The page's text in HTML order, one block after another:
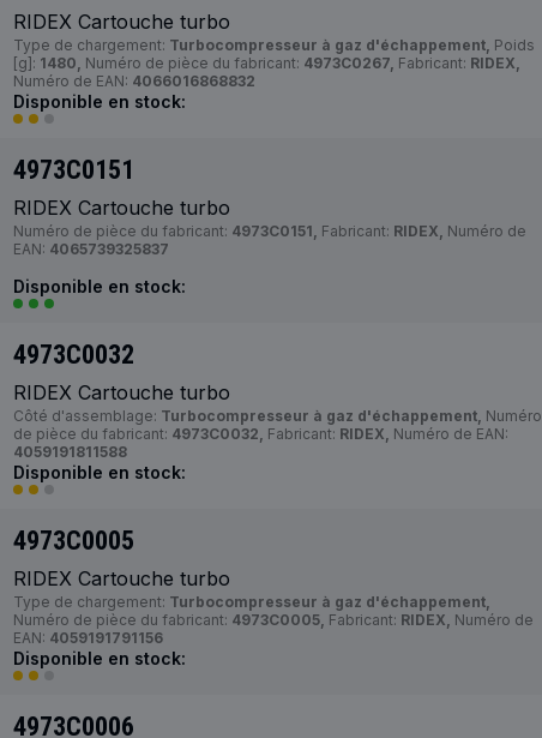
RIDEX Cartouche turbo
Type de chargement: Turbocompresseur à gaz d'échappement, Poids
[g]: 1480, Numéro de pièce du fabricant: 4973C0267, Fabricant: RIDEX,
Numéro de EAN: 4066016868832
Disponible en stock:
4973C0151
RIDEX Cartouche turbo
Numéro de pièce du fabricant: 4973C0151, Fabricant: RIDEX, Numéro de
EAN: 4065739325837
Disponible en stock:
4973C0032
RIDEX Cartouche turbo
Côté d'assemblage: Turbocompresseur à gaz d'échappement, Numéro
de pièce du fabricant: 4973C0032, Fabricant: RIDEX, Numéro de EAN:
4059191811588
Disponible en stock:
4973C0005
RIDEX Cartouche turbo
Type de chargement: Turbocompresseur à gaz d'échappement,
Numéro de pièce du fabricant: 4973C0005, Fabricant: RIDEX, Numéro de
EAN: 4059191791156
Disponible en stock:
4973C0006